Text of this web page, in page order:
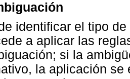
identificar el tipo
a aplicar las
si la
la aplicación